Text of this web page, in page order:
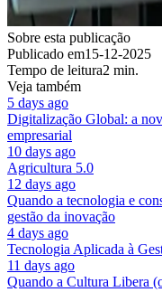
Sobre esta publicação
Publicado em15-12-2025
Tempo de leitura2 min.
Veja também
5 days ago
Digitalização Global: a
empresarial
10 days ago
Agricultura 5.0
12 days ago
Quando a tecnologia e
gestão da inovação
4 days ago
Tecnologia Aplicada à
11 days ago
Quando a Cultura Libera